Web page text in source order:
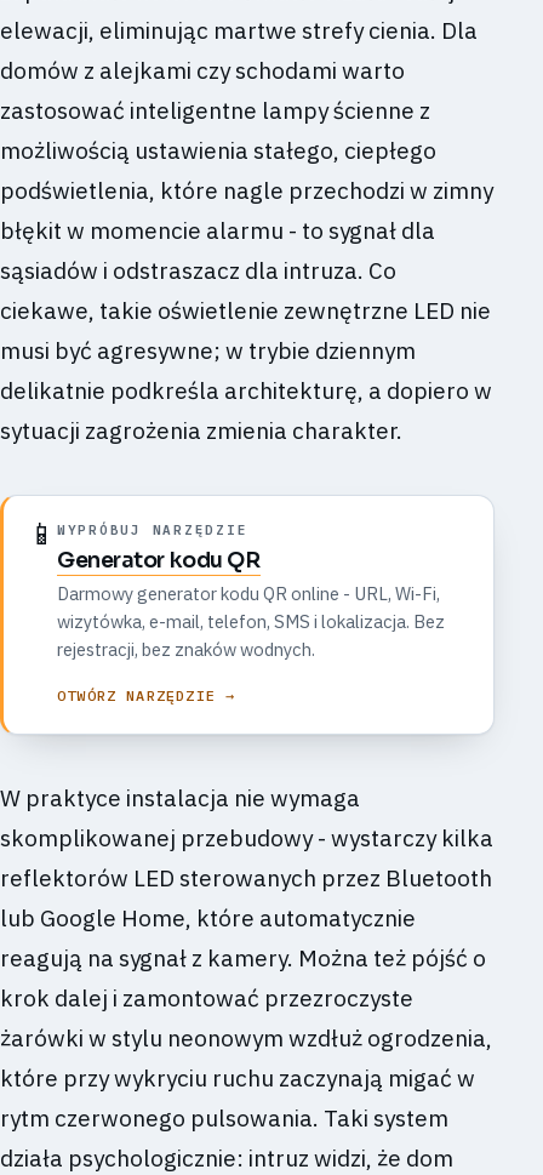
elewacji, eliminując martwe strefy cienia. Dla
domów z alejkami czy schodami warto
zastosować inteligentne lampy ścienne z
możliwością ustawienia stałego, ciepłego
podświetlenia, które nagle przechodzi w zimny
błękit w momencie alarmu - to sygnał dla
sąsiadów i odstraszacz dla intruza. Co
ciekawe, takie oświetlenie zewnętrzne LED nie
musi być agresywne; w trybie dziennym
delikatnie podkreśla architekturę, a dopiero w
sytuacji zagrożenia zmienia charakter.
📱 WYPRÓBUJ NARZĘDZIE
Generator kodu QR
Darmowy generator kodu QR online - URL, Wi-Fi,
wizytówka, e-mail, telefon, SMS i lokalizacja. Bez
rejestracji, bez znaków wodnych.
OTWÓRZ NARZĘDZIE →
W praktyce instalacja nie wymaga
skomplikowanej przebudowy - wystarczy kilka
reflektorów LED sterowanych przez Bluetooth
lub Google Home, które automatycznie
reagują na sygnał z kamery. Można też pójść o
krok dalej i zamontować przezroczyste
żarówki w stylu neonowym wzdłuż ogrodzenia,
które przy wykryciu ruchu zaczynają migać w
rytm czerwonego pulsowania. Taki system
działa psychologicznie: intruz widzi, że dom